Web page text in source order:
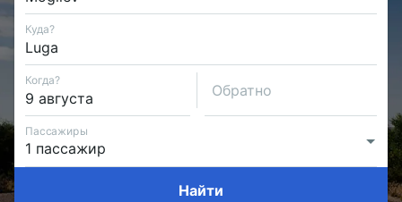
Куда?
Когда?
Обратно
Пассажиры
Найти